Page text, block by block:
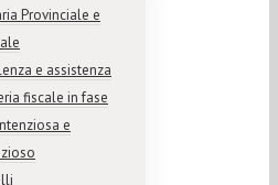
Provinciale e
e assistenza
fiscale in fase
e